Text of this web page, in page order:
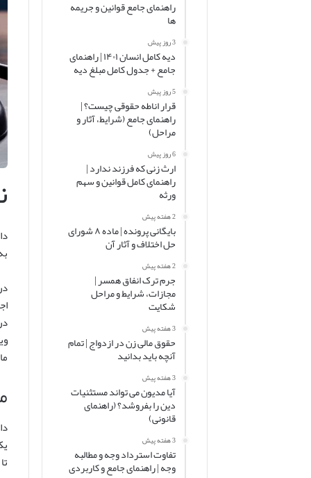
راهنمای جامع قوانین و جریمه
ها
3 روز پیش
دیه کامل انسان ۱۴۰۱ | راهنمای
جامع + جدول کامل مبلغ دیه
5 روز پیش
قرار اناطه حقوقی چیست؟ |
راهنمای جامع (شرایط، آثار و
مراحل)
6 روز پیش
ارث زنی که فرزند ندارد |
راهنمای کامل قوانین و سهم
ورثه
2 هفته پیش
بایگانی پرونده | ماده ۸ شورای
حل اختلاف و آثار آن
2 هفته پیش
جرم ترک انفاق همسر |
مجازات، شرایط و مراحل
شکایت
3 هفته پیش
حقوق مالی زن در ازدواج | تمام
آنچه باید بدانید
3 هفته پیش
آیا مدیون می تواند مستثنیات
دین را بفروشد؟ (راهنمای
قانونی)
3 هفته پیش
تفاوت استرداد وجه و مطالبه
وجه | راهنمای جامع و کاربردی